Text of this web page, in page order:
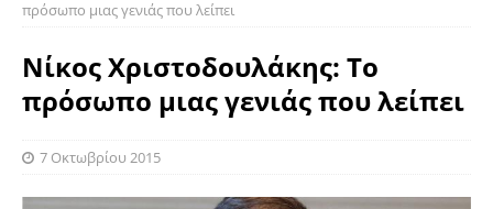
πρόσωπο μιας γενιάς που λείπει
Νίκος Χριστοδουλάκης: Το
πρόσωπο μιας γενιάς που λείπει
7 Οκτωβρίου 2015